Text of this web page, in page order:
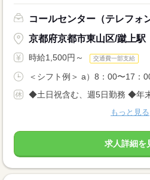
コールセンター（テレフォ
京都府京都市東山区/蹴上駅
時給1,500円～ 交通費一部支給
＜シフト例＞ a）8：00〜17：
◆土日祝含む、週5日勤務 ◆年
もっと見る
求人詳細を